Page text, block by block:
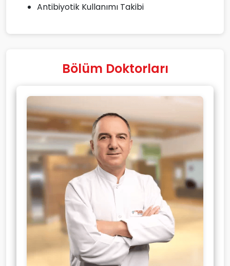
Antibiyotik Kullanımı Takibi
Bölüm Doktorları